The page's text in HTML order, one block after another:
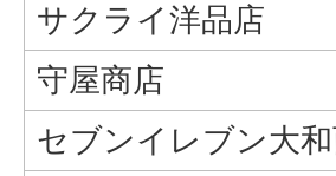
サクライ洋品店
守屋商店
セブンイレブン大